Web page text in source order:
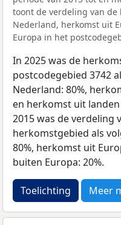
toont de verdeling van
Nederland, herkomst uit
Europa in het
In 2025 was de
postcodegebied 3742
Nederland: 80%,
en herkomst uit
2015 was de verdeling
herkomstgebied als
80%, herkomst uit
buiten Europa: 20%.
Toelichting Meer